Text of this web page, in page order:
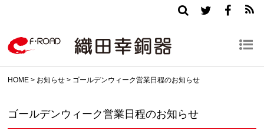
HOME > お知らせ > ゴールデンウィーク営業日程のお知らせ
ゴールデンウィーク営業日程のお知らせ